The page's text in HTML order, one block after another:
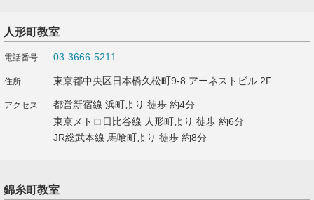
人形町教室
03-3666-5211
東京都中央区日本橋久松町9-8 アーネストビル 2F
都営新宿線 浜町より 徒歩 約4分
東京メトロ日比谷線 人形町より 徒歩 約6分
JR総武本線 馬喰町より 徒歩 約8分
錦糸町教室